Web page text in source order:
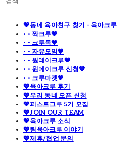
💖동네 육아친구 찾기 - 육아크루
· · 짝크루🧡
· · 크루톡🧡
· · 자유모임🧡
· · 원데이크루🧡
· · 원데이크루 신청🧡
· · 크루마켓🧡
💖육아크루 후기
💖우리 동네 오픈 신청
💖퍼스트크루 5기 모집
💖JOIN OUR TEAM
💖육아크루 소식
💖팀육아크루 이야기
💖제휴/협업 문의